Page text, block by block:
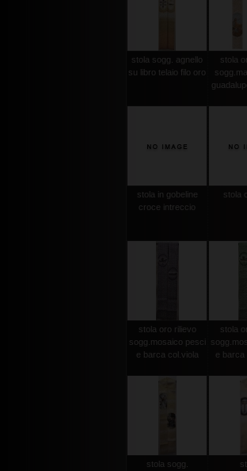
stola sogg. agnello
su libro telaio filo oro
stola
stola in gobeline
croce intreccio
stola
stola oro rilievo
sogg.mosaico pesci
e barca col.viola
stola
e barca
stola sogg.